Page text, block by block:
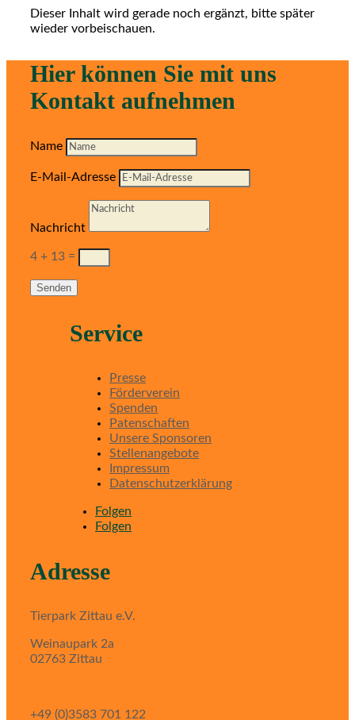
Dieser Inhalt wird gerade noch ergänzt, bitte später
wieder vorbeischauen.
Hier können Sie mit uns
Kontakt aufnehmen
Name
E-Mail-Adresse
Nachricht
4 + 13 =
Senden
Service
Presse
Förderverein
Spenden
Patenschaften
Unsere Sponsoren
Stellenangebote
Impressum
Datenschutzerklärung
Folgen
Folgen
Adresse
Tierpark Zittau e.V.
Weinaupark 2a
02763 Zittau
+49 (0)3583 701 122